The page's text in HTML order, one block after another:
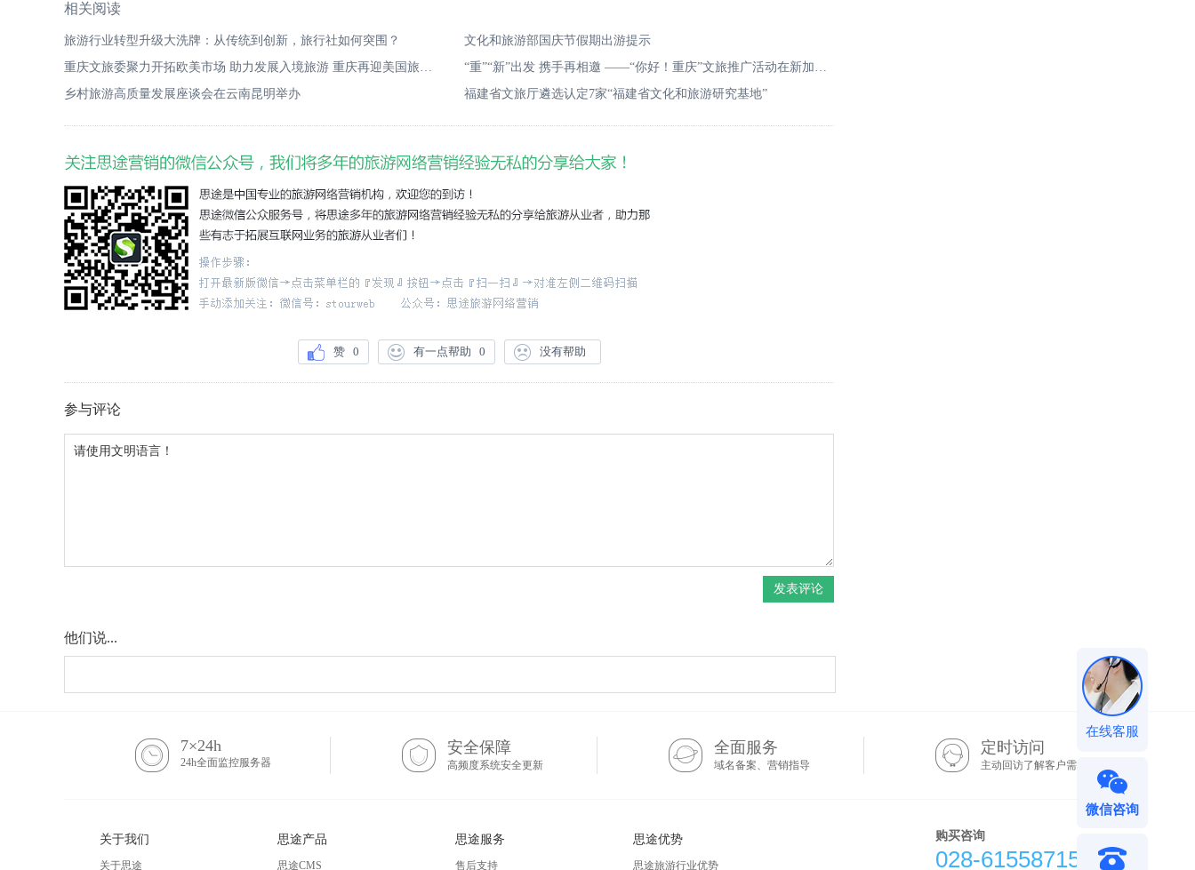
相关阅读
旅游行业转型升级大洗牌：从传统到创新，旅行社如何突围？
文化和旅游部国庆节假期出游提示
重庆文旅委聚力开拓欧美市场 助力发展入境旅游 重庆再迎美国旅行商来渝考察踩线
“重”“新”出发 携手再相邀 ——“你好！重庆”文旅推广活动在新加坡开幕
乡村旅游高质量发展座谈会在云南昆明举办
福建省文旅厅遴选认定7家“福建省文化和旅游研究基地”
赞 0 有一点帮助 0 没有帮助
参与评论
他们说...
7×24h
24h全面监控服务器
安全保障
高频度系统安全更新
全面服务
域名备案、营销指导
定时访问
主动回访了解客户需求
关于我们
关于思途
思途产品
思途CMS
思途服务
售后支持
思途优势
思途旅游行业优势
购买咨询
028-61558715
在线客服
微信咨询